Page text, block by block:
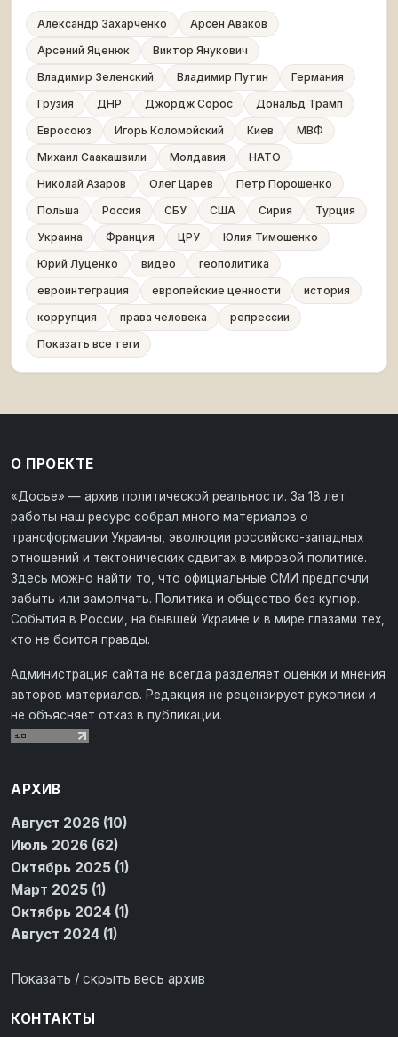
Александр Захарченко
Арсен Аваков
Арсений Яценюк
Виктор Янукович
Владимир Зеленский
Владимир Путин
Германия
Грузия
ДНР Джордж Сорос
Дональд Трамп
Евросоюз
Игорь Коломойский Киев
МВФ
Михаил Саакашвили
Молдавия
НАТО
Николай Азаров
Олег Царев
Петр Порошенко
Польша
Россия СБУ США Сирия
Турция
Украина
Франция ЦРУ
Юлия Тимошенко
Юрий Луценко
видео
геополитика
евроинтеграция
европейские ценности
история
коррупция
права человека
репрессии
Показать все теги
О ПРОЕКТЕ
«Досье» — архив политической реальности. За 18 лет
работы наш ресурс собрал много материалов о
трансформации Украины, эволюции российско-западных
отношений и тектонических сдвигах в мировой политике.
Здесь можно найти то, что официальные СМИ предпочли
забыть или замолчать. Политика и общество без купюр.
События в России, на бывшей Украине и в мире глазами тех,
кто не боится правды.
Администрация сайта не всегда разделяет оценки и мнения
авторов материалов. Редакция не рецензирует рукописи и
не объясняет отказ в публикации.
АРХИВ
Август 2026 (10)
Июль 2026 (62)
Октябрь 2025 (1)
Март 2025 (1)
Октябрь 2024 (1)
Август 2024 (1)
Показать / скрыть весь архив
КОНТАКТЫ